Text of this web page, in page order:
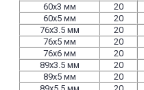
60х3 мм
20
60х5 мм
20
76х3.5 мм
20
76х5 мм
20
76х6 мм
20
89х3.5 мм
20
89х5 мм
20